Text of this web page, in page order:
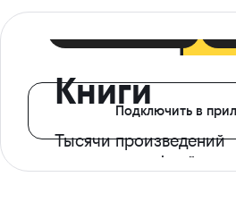
Книги
Тысячи произведений
с доступом офлайн
Подключить в